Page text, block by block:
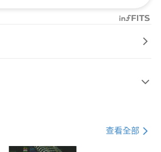
查看全部